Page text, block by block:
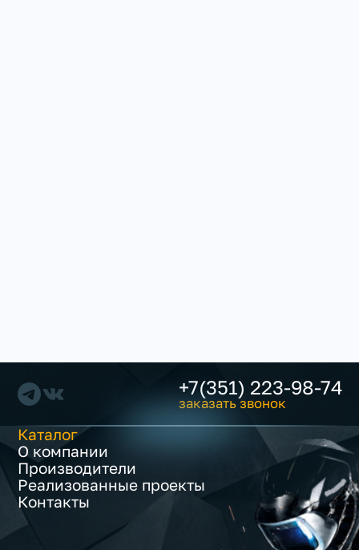
+7(351) 223-98-74
заказать звонок
Каталог
О компании
Производители
Реализованные проекты
Контакты